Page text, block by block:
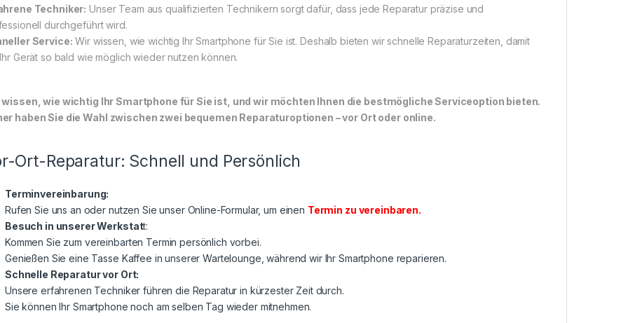
Techniker: Unser Team aus qualifizierten Technikern sorgt dafür, dass jede Reparatur präzise und
durchgeführt wird.
Service: Wir wissen, wie wichtig Ihr Smartphone für Sie ist. Deshalb bieten wir schnelle Reparaturzeiten, damit
Gerät so bald wie möglich wieder nutzen können.
wissen, wie wichtig Ihr Smartphone für Sie ist, und wir möchten Ihnen die bestmögliche Serviceoption bieten.
haben Sie die Wahl zwischen zwei bequemen Reparaturoptionen – vor Ort oder online.
Ort-Reparatur: Schnell und Persönlich
Terminvereinbarung:
Rufen Sie uns an oder nutzen Sie unser Online-Formular, um einen Termin zu vereinbaren.
Besuch in unserer Werkstatt:
Kommen Sie zum vereinbarten Termin persönlich vorbei.
Genießen Sie eine Tasse Kaffee in unserer Wartelounge, während wir Ihr Smartphone reparieren.
Schnelle Reparatur vor Ort:
Unsere erfahrenen Techniker führen die Reparatur in kürzester Zeit durch.
Sie können Ihr Smartphone noch am selben Tag wieder mitnehmen.